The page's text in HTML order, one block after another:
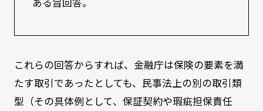
これらの回答からすれば、金融庁は保険の要素を満
たす取引であったとしても、民事法上の別の取引類
型（その具体例として、保証契約や瑕疵担保責任